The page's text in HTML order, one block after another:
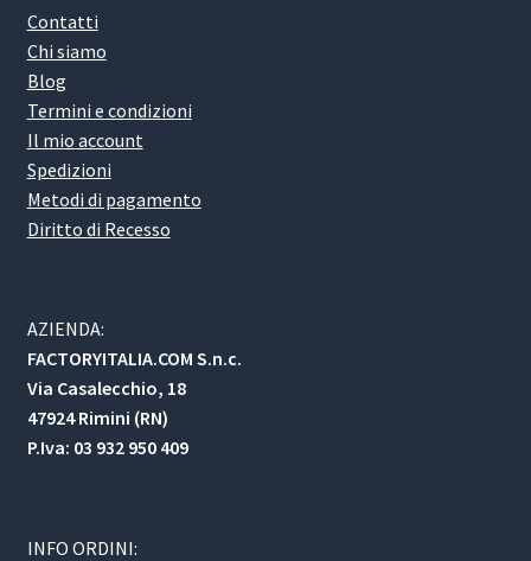
Contatti
Chi siamo
Blog
Termini e condizioni
Il mio account
Spedizioni
Metodi di pagamento
Diritto di Recesso
AZIENDA:
FACTORYITALIA.COM S.n.c.
Via Casalecchio, 18
47924 Rimini (RN)
P.Iva: 03 932 950 409
INFO ORDINI: